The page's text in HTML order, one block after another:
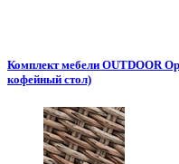
Комплект мебели OUTDOOR
кофейный стол)